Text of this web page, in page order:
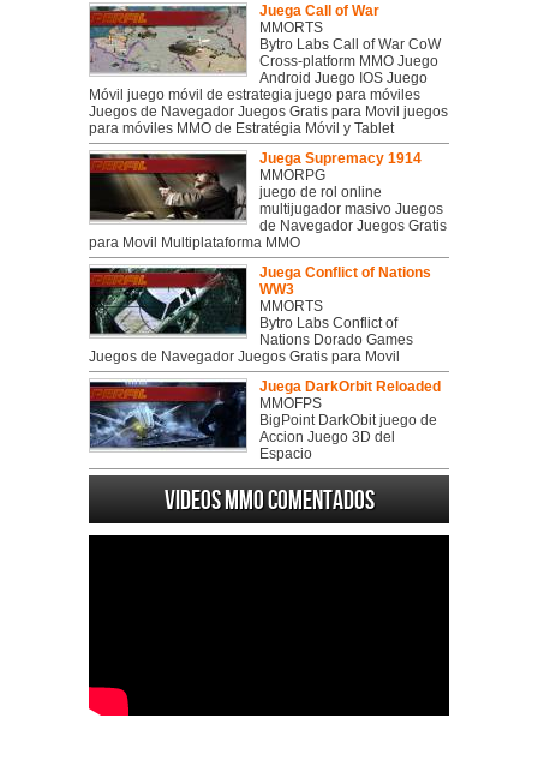
Juega Call of War
MMORTS
Bytro Labs Call of War CoW
Cross-platform MMO Juego
Android Juego IOS Juego
Móvil juego móvil de estrategia juego para móviles
Juegos de Navegador Juegos Gratis para Movil juegos
para móviles MMO de Estratégia Móvil y Tablet
Juega Supremacy 1914
MMORPG
juego de rol online
multijugador masivo Juegos
de Navegador Juegos Gratis
para Movil Multiplataforma MMO
Juega Conflict of Nations
WW3
MMORTS
Bytro Labs Conflict of
Nations Dorado Games
Juegos de Navegador Juegos Gratis para Movil
Juega DarkOrbit Reloaded
MMOFPS
BigPoint DarkObit juego de
Accion Juego 3D del
Espacio
Videos MMO Comentados